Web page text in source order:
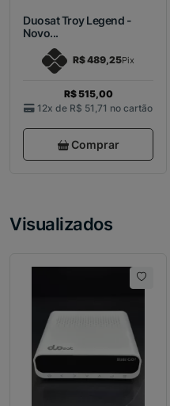
Duosat Troy Legend -
Novo...
R$ 489,25Pix
R$ 515,00
12x de R$ 51,71 no cartão
Comprar
Visualizados